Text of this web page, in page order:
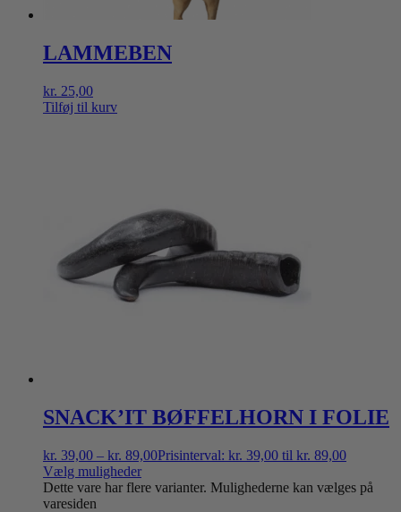
LAMMEBEN
kr. 25,00
Tilføj til kurv
SNACK’IT BØFFELHORN I FOLIE
kr. 39,00 – kr. 89,00Prisinterval: kr. 39,00 til kr. 89,00
Vælg muligheder
Dette vare har flere varianter. Mulighederne kan vælges på
varesiden